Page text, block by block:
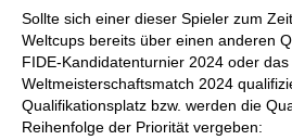
Sollte sich einer dieser Spieler zum
Weltcups bereits über einen anderen
FIDE-Kandidatenturnier 2024 oder das
Weltmeisterschaftsmatch 2024
Qualifikationsplatz bzw. werden die
Reihenfolge der Priorität vergeben: